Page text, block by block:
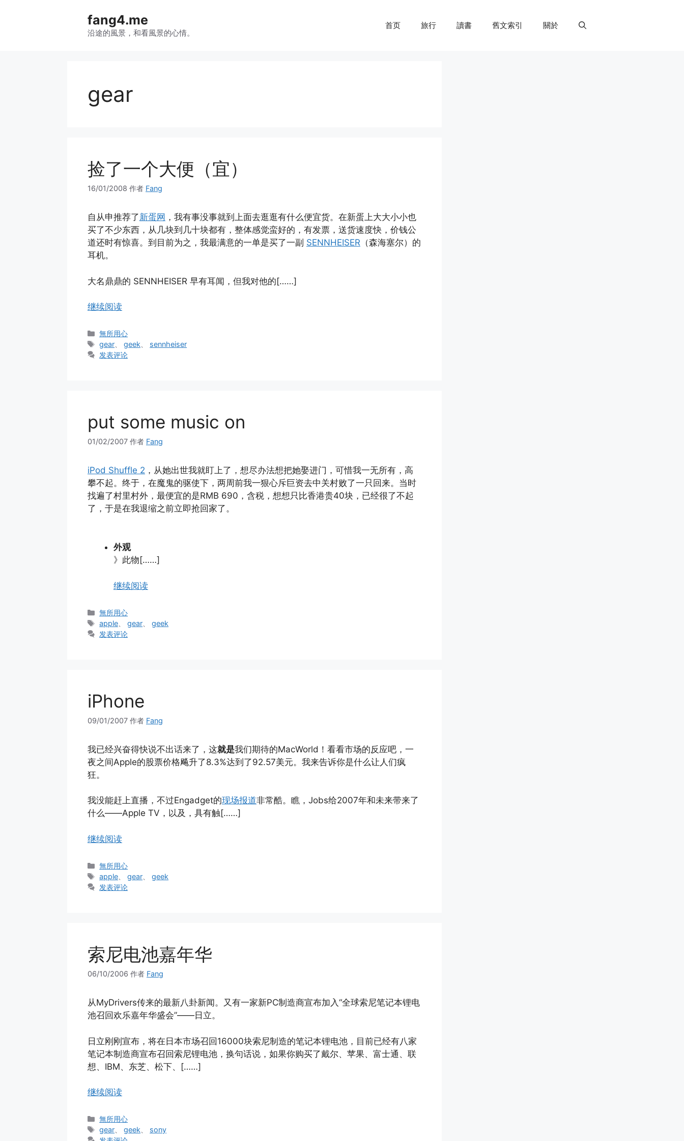
fang4.me
沿途的風景，和看風景的心情。
首页 旅行 讀書 舊文索引 關於
gear
捡了一个大便（宜）
16/01/2008 作者 Fang
自从申推荐了新蛋网 ，我有事没事就到上面去逛逛有什么便宜货。在新蛋上大大小小也
买了不少东西，从几块到几十块都有，整体感觉蛮好的，有发票，送货速度快，价钱公
道还时有惊喜。到目前为之，我最满意的一单是买了一副 SENNHEISER （森海塞尔）的
耳机。
大名鼎鼎的 SENNHEISER 早有耳闻，但我对他的[……]
继续阅读
分
类
無所用心
标
签
gear 、geek
sennheiser
发表评论
put some music on
01/02/2007 作者 Fang
iPod Shuffle 2 ，从她出世我就盯上了，想尽办法想把她娶进门，可惜我一无所有，高
攀不起。终于，在魔鬼的驱使下，两周前我一狠心斥巨资去中关村败了一只回来。当时
找遍了村里村外，最便宜的是RMB 690，含税，想想只比香港贵40块，已经很了不起
了，于是在我退缩之前立即抢回家了。
外观
》此物[……]
继续阅读
分
类
無所用心
标
签
apple 、gear 、geek
发表评论
iPhone
09/01/2007 作者 Fang
我已经兴奋得快说不出话来了，这就是我们期待的MacWorld！看看市场的反应吧，一
夜之间Apple的股票价格飚升了8.3%达到了92.57美元。我来告诉你是什么让人们疯
狂。
我没能赶上直播，不过Engadget的现场报道非常酷。瞧，Jobs给2007年和未来带来了
什么——Apple TV，以及，具有触[……]
继续阅读
分
类
無所用心
标
签
apple 、gear 、geek
发表评论
索尼电池嘉年华
06/10/2006 作者 Fang
从MyDrivers传来的最新八卦新闻。又有一家新PC制造商宣布加入“全球索尼笔记本锂电
池召回欢乐嘉年华盛会”——日立。
日立刚刚宣布，将在日本市场召回16000块索尼制造的笔记本锂电池，目前已经有八家
笔记本制造商宣布召回索尼锂电池，换句话说，如果你购买了戴尔、苹果、富士通、联
想、IBM、东芝、松下、[……]
继续阅读
分
类
無所用心
标
gear 、geek
sony